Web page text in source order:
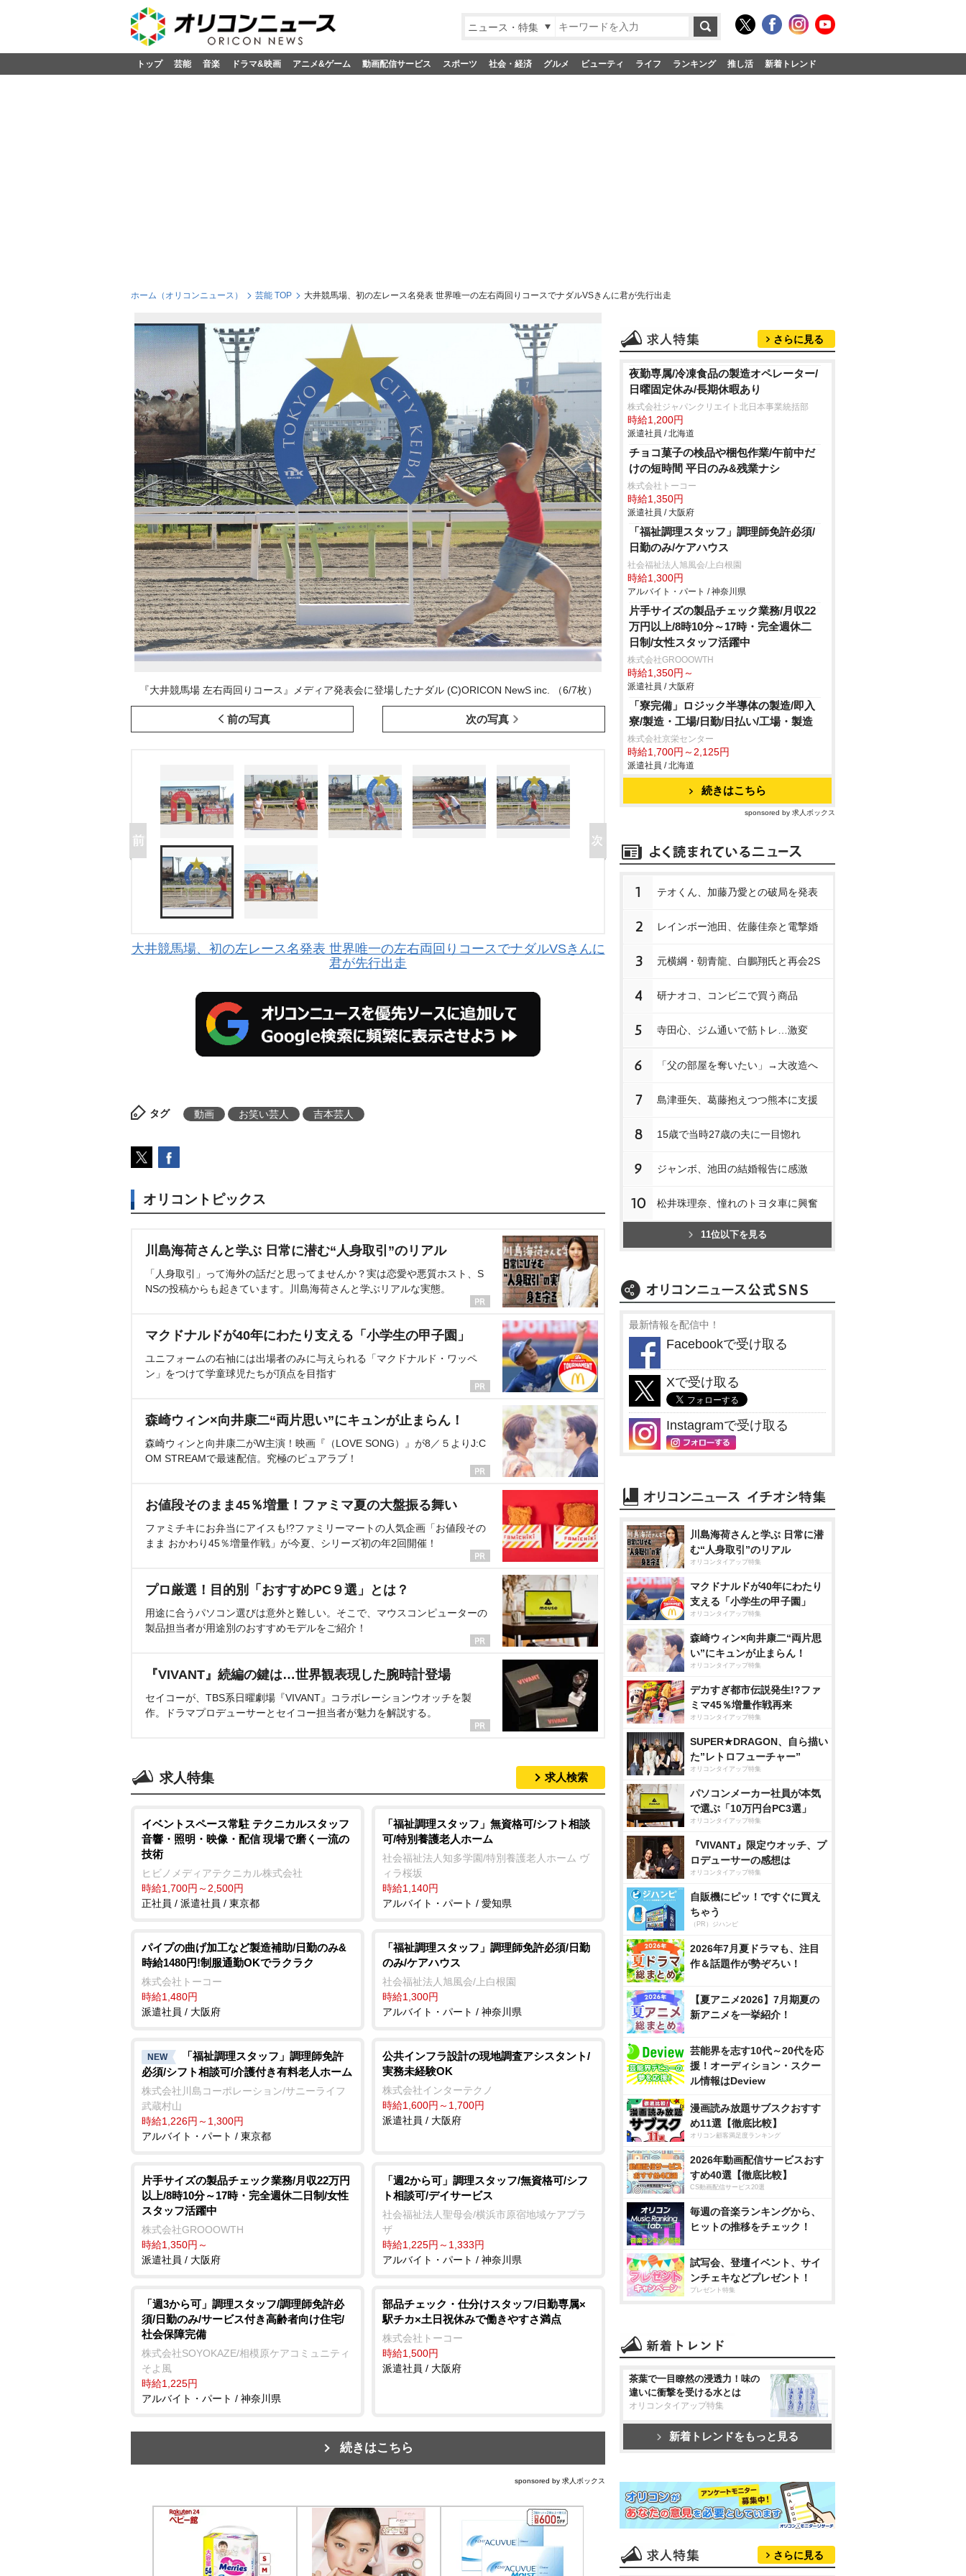
ニュース・特集
トップ 芸能 音楽 ドラマ&映画 アニメ&ゲーム 動画配信サービス スポーツ 社会・経済 グルメ ビューティ ライフ ランキング 推し活 新着トレンド
ホーム（オリコンニュース） 芸能 TOP 大井競馬場、初の左レース名発表 世界唯一の左右両回りコースでナダルVSきんに君が先行出走
『大井競馬場 左右両回りコース』メディア発表会に登場したナダル (C)ORICON NewS inc. （6/7枚）
前の写真 次の写真
大井競馬場、初の左レース名発表 世界唯一の左右両回りコースでナダルVSきんに
君が先行出走
タグ 動画 お笑い芸人 吉本芸人
オリコントピックス
川島海荷さんと学ぶ 日常に潜む“人身取引”のリアル
「人身取引」って海外の話だと思ってませんか？実は恋愛や悪質ホスト、S
NSの投稿からも起きています。川島海荷さんと学ぶリアルな実態。
マクドナルドが40年にわたり支える「小学生の甲子園」
ユニフォームの右袖には出場者のみに与えられる「マクドナルド・ワッペ
ン」をつけて学童球児たちが頂点を目指す
森崎ウィン×向井康二“両片思い”にキュンが止まらん！
森崎ウィンと向井康二がW主演！映画『（LOVE SONG）』が8／５よりJ:C
OM STREAMで最速配信。究極のピュアラブ！
お値段そのまま45％増量！ファミマ夏の大盤振る舞い
ファミチキにお弁当にアイスも!?ファミリーマートの人気企画「お値段その
まま おかわり45％増量作戦」が今夏、シリーズ初の年2回開催！
プロ厳選！目的別「おすすめPC９選」とは？
用途に合うパソコン選びは意外と難しい。そこで、マウスコンピューターの
製品担当者が用途別のおすすめモデルをご紹介！
『VIVANT』続編の鍵は…世界観表現した腕時計登場
セイコーが、TBS系日曜劇場『VIVANT』コラボレーションウオッチを製
作。ドラマプロデューサーとセイコー担当者が魅力を解説する。
求人特集 求人検索
イベントスペース常駐 テクニカルスタッフ
音響・照明・映像・配信 現場で磨く一流の
技術
ヒビノメディアテクニカル株式会社
時給1,700円～2,500円
正社員 / 派遣社員 / 東京都
「福祉調理スタッフ」無資格可/シフト相談
可/特別養護老人ホーム
社会福祉法人知多学園/特別養護老人ホーム ヴ
ィラ桜坂
時給1,140円
アルバイト・パート / 愛知県
パイプの曲げ加工など製造補助/日勤のみ&
時給1480円!制服通勤OKでラクラク
株式会社トーコー
時給1,480円
派遣社員 / 大阪府
「福祉調理スタッフ」調理師免許必須/日勤
のみ/ケアハウス
社会福祉法人旭風会/上白根園
時給1,300円
アルバイト・パート / 神奈川県
NEW
「福祉調理スタッフ」調理師免許
必須/シフト相談可/介護付き有料老人ホーム
株式会社川島コーポレーション/サニーライフ
武蔵村山
時給1,226円～1,300円
アルバイト・パート / 東京都
公共インフラ設計の現地調査アシスタント/
実務未経験OK
株式会社インターテクノ
時給1,600円～1,700円
派遣社員 / 大阪府
片手サイズの製品チェック業務/月収22万円
以上/8時10分～17時・完全週休二日制/女性
スタッフ活躍中
株式会社GROOOWTH
時給1,350円～
派遣社員 / 大阪府
「週2から可」調理スタッフ/無資格可/シフ
ト相談可/デイサービス
社会福祉法人聖母会/横浜市原宿地域ケアプラ
ザ
時給1,225円～1,333円
アルバイト・パート / 神奈川県
「週3から可」調理スタッフ/調理師免許必
須/日勤のみ/サービス付き高齢者向け住宅/
社会保障完備
株式会社SOYOKAZE/相模原ケアコミュニティ
そよ風
時給1,225円
アルバイト・パート / 神奈川県
部品チェック・仕分けスタッフ/日勤専属×
駅チカ×土日祝休みで働きやすさ満点
株式会社トーコー
時給1,500円
派遣社員 / 大阪府
続きはこちら
sponsored by 求人ボックス
さらに見る
夜勤専属/冷凍食品の製造オペレーター/
日曜固定休み/長期休暇あり
株式会社ジャパンクリエイト北日本事業統括部
時給1,200円
派遣社員 / 北海道
チョコ菓子の検品や梱包作業/午前中だ
けの短時間 平日のみ&残業ナシ
株式会社トーコー
時給1,350円
派遣社員 / 大阪府
「福祉調理スタッフ」調理師免許必須/
日勤のみ/ケアハウス
社会福祉法人旭風会/上白根園
時給1,300円
アルバイト・パート / 神奈川県
片手サイズの製品チェック業務/月収22
万円以上/8時10分～17時・完全週休二
日制/女性スタッフ活躍中
株式会社GROOOWTH
時給1,350円～
派遣社員 / 大阪府
「寮完備」ロジック半導体の製造/即入
寮/製造・工場/日勤/日払い/工場・製造
株式会社京栄センター
時給1,700円～2,125円
派遣社員 / 北海道
続きはこちら
sponsored by 求人ボックス
1 テオくん、加藤乃愛との破局を発表
2 レインボー池田、佐藤佳奈と電撃婚
3 元横綱・朝青龍、白鵬翔氏と再会2S
4 研ナオコ、コンビニで買う商品
5 寺田心、ジム通いで筋トレ…激変
6 「父の部屋を奪いたい」→大改造へ
7 島津亜矢、葛藤抱えつつ熊本に支援
8 15歳で当時27歳の夫に一目惚れ
9 ジャンボ、池田の結婚報告に感激
10 松井珠理奈、憧れのトヨタ車に興奮
11位以下を見る
最新情報を配信中！
Facebookで受け取る
Xで受け取る
Instagramで受け取る
川島海荷さんと学ぶ 日常に潜
む“人身取引”のリアル
オリコンタイアップ特集
マクドナルドが40年にわたり
支える「小学生の甲子園」
オリコンタイアップ特集
森崎ウィン×向井康二“両片思
い”にキュンが止まらん！
オリコンタイアップ特集
デカすぎ都市伝説発生!?ファ
ミマ45％増量作戦再来
オリコンタイアップ特集
SUPER★DRAGON、自ら描い
た”レトロフューチャー”
オリコンタイアップ特集
パソコンメーカー社員が本気
で選ぶ「10万円台PC3選」
オリコンタイアップ特集
『VIVANT』限定ウオッチ、プ
ロデューサーの感想は
オリコンタイアップ特集
自販機にピッ！ですぐに買え
ちゃう
（PR）ジハンピ
2026年7月夏ドラマも、注目
作＆話題作が勢ぞろい！
【夏アニメ2026】7月期夏の
新アニメを一挙紹介！
芸能界を志す10代～20代を応
援！オーディション・スクー
ル情報はDeview
漫画読み放題サブスクおすす
め11選【徹底比較】
オリコン顧客満足度ランキング
2026年動画配信サービスおす
すめ40選【徹底比較】
CS動画配信サービス20選
毎週の音楽ランキングから、
ヒットの推移をチェック！
試写会、登壇イベント、サイ
ンチェキなどプレゼント！
プレゼント特集
茶葉で一目瞭然の浸透力！味の
違いに衝撃を受ける水とは
オリコンタイアップ特集
新着トレンドをもっと見る
さらに見る